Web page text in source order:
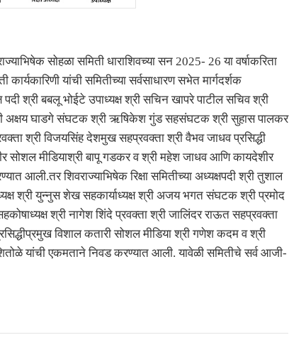
सोहळा समिती धाराशिवच्या सन 2025- 26 या वर्षाकरिता
कार्यकारिणी यांची समितीच्या सर्वसाधारण सभेत मार्गदर्शक
श्री बबलू भोईटे उपाध्यक्ष श्री सचिन खापरे पाटील सचिव श्री
श्री अक्षय घाडगे संघटक श्री ऋषिकेश गुंड सहसंघटक श्री सुहास पालकर
श्री विजयसिंह देशमुख सहप्रवक्ता श्री वैभव जाधव प्रसिद्धी
सोशल मीडियाश्री बापू गडकर व श्री महेश जाधव आणि कायदेशीर
आली.तर शिवराज्याभिषेक रिक्षा समितीच्या अध्यक्षपदी श्री तुशाल
श्री युन्नुस शेख सहकार्याध्यक्ष श्री अजय भगत संघटक श्री प्रमोद
श्री नागेश शिंदे प्रवक्ता श्री जालिंदर राऊत सहप्रवक्ता
विशाल कतारी सोशल मीडिया श्री गणेश कदम व श्री
यांची एकमताने निवड करण्यात आली. यावेळी समितीचे सर्व आजी-